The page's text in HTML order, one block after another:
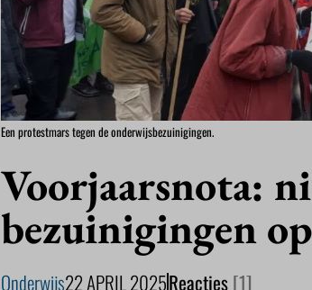
Een protestmars tegen de onderwijsbezuinigingen.
Voorjaarsnota:
bezuinigingen
Onderwijs22 APRIL 2025Reacties[1]